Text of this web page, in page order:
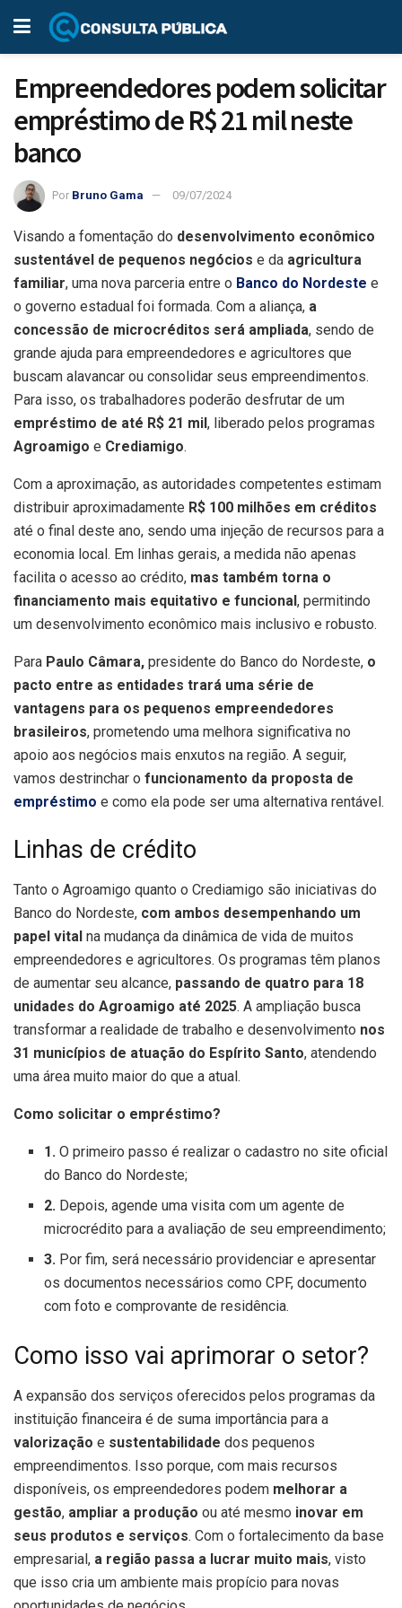
Empreendedores podem solicitar
empréstimo de R$ 21 mil neste
banco
Por Bruno Gama 09/07/2024
Visando a fomentação do desenvolvimento econômico
sustentável de pequenos negócios e da agricultura
familiar, uma nova parceria entre o Banco do Nordeste e
o governo estadual foi formada. Com a aliança, a
concessão de microcréditos será ampliada, sendo de
grande ajuda para empreendedores e agricultores que
buscam alavancar ou consolidar seus empreendimentos.
Para isso, os trabalhadores poderão desfrutar de um
empréstimo de até R$ 21 mil, liberado pelos programas
Agroamigo e Crediamigo.
Com a aproximação, as autoridades competentes estimam
distribuir aproximadamente R$ 100 milhões em créditos
até o final deste ano, sendo uma injeção de recursos para a
economia local. Em linhas gerais, a medida não apenas
facilita o acesso ao crédito, mas também torna o
financiamento mais equitativo e funcional, permitindo
um desenvolvimento econômico mais inclusivo e robusto.
Para Paulo Câmara, presidente do Banco do Nordeste, o
pacto entre as entidades trará uma série de
vantagens para os pequenos empreendedores
brasileiros, prometendo uma melhora significativa no
apoio aos negócios mais enxutos na região. A seguir,
vamos destrinchar o funcionamento da proposta de
empréstimo e como ela pode ser uma alternativa rentável.
Linhas de crédito
Tanto o Agroamigo quanto o Crediamigo são iniciativas do
Banco do Nordeste, com ambos desempenhando um
papel vital na mudança da dinâmica de vida de muitos
empreendedores e agricultores. Os programas têm planos
de aumentar seu alcance, passando de quatro para 18
unidades do Agroamigo até 2025. A ampliação busca
transformar a realidade de trabalho e desenvolvimento nos
31 municípios de atuação do Espírito Santo, atendendo
uma área muito maior do que a atual.
Como solicitar o empréstimo?
1.O primeiro passo é realizar o cadastro no site oficial
do Banco do Nordeste;
2. Depois, agende uma visita com um agente de
microcrédito para a avaliação de seu empreendimento;
3. Por fim, será necessário providenciar e apresentar
os documentos necessários como CPF, documento
com foto e comprovante de residência.
Como isso vai aprimorar o setor?
A expansão dos serviços oferecidos pelos programas da
instituição financeira é de suma importância para a
valorização e sustentabilidade dos pequenos
empreendimentos. Isso porque, com mais recursos
disponíveis, os empreendedores podem melhorar a
gestão, ampliar a produção ou até mesmo inovar em
seus produtos e serviços. Com o fortalecimento da base
empresarial, a região passa a lucrar muito mais, visto
que isso cria um ambiente mais propício para novas